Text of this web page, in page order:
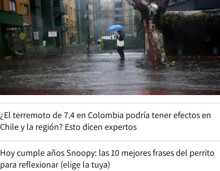
¿El terremoto de 7.4 en Colombia podría tener efectos en
Chile y la región? Esto dicen expertos
Hoy cumple años Snoopy: las 10 mejores frases del perrito
para reflexionar (elige la tuya)